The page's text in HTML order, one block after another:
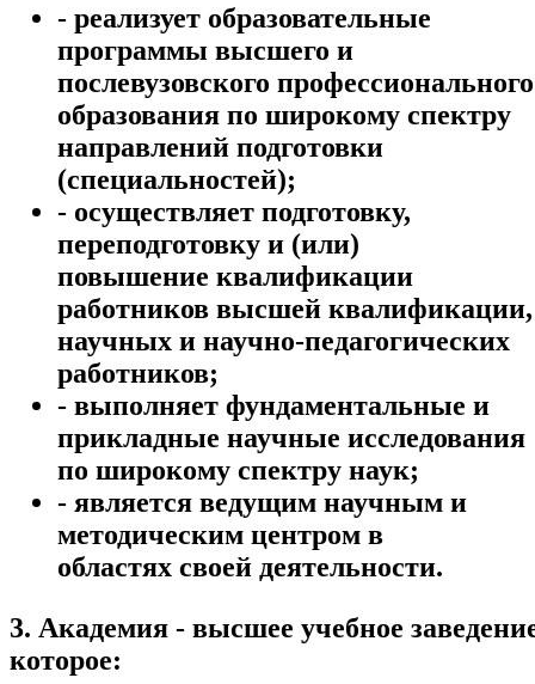
- реализует образовательные
программы высшего и
послевузовского профессионального
образования по широкому спектру
направлений подготовки
(специальностей);
- осуществляет подготовку,
переподготовку и (или)
повышение квалификации
работников высшей квалификации,
научных и научно-педагогических
работников;
- выполняет фундаментальные и
прикладные научные исследования
по широкому спектру наук;
- является ведущим научным и
методическим центром в
областях своей деятельности.
3. Академия - высшее учебное
которое: